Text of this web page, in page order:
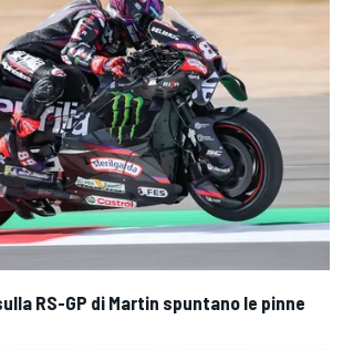
RS-GP di Martin spuntano le pinne